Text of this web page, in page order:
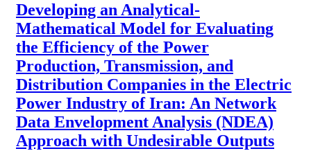
Developing an Analytical-
Mathematical Model for Evaluating
the Efficiency of the Power
Production, Transmission, and
Distribution Companies in the Electric
Power Industry of Iran: An Network
Data Envelopment Analysis (NDEA)
Approach with Undesirable Outputs